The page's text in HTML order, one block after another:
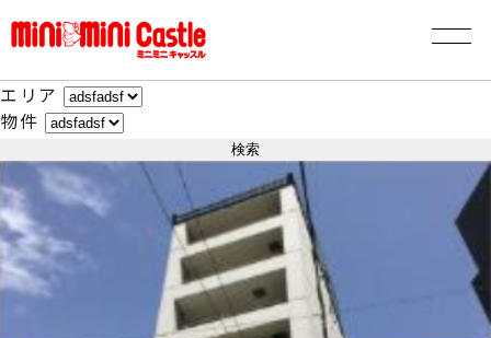
エリア
物件
検索